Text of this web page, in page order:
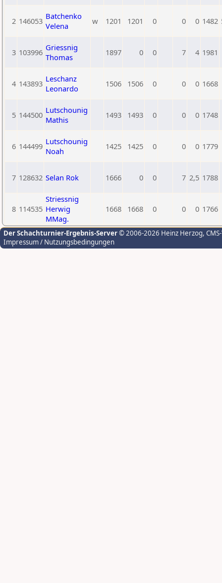
2 146053 Batchenko
Velena
w 1201 1201 0 0 0 1482
3 103996 Griessnig
Thomas
1897 0 0 7 4 1981
4 143893 Leschanz
Leonardo
1506 1506 0 0 0 1668
5 144500 Lutschounig
Mathis
1493 1493 0 0 0 1748
6 144499 Lutschounig
Noah
1425 1425 0 0 0 1779
7 128632 Selan Rok 1666 0 0 7 2,5 1788
8 114535
Striessnig
Herwig
MMag.
1668 1668 0 0 0 1766
Der Schachturnier-Ergebnis-Server© 2006-2026 Heinz Herzog,
Impressum / Nutzungsbedingungen